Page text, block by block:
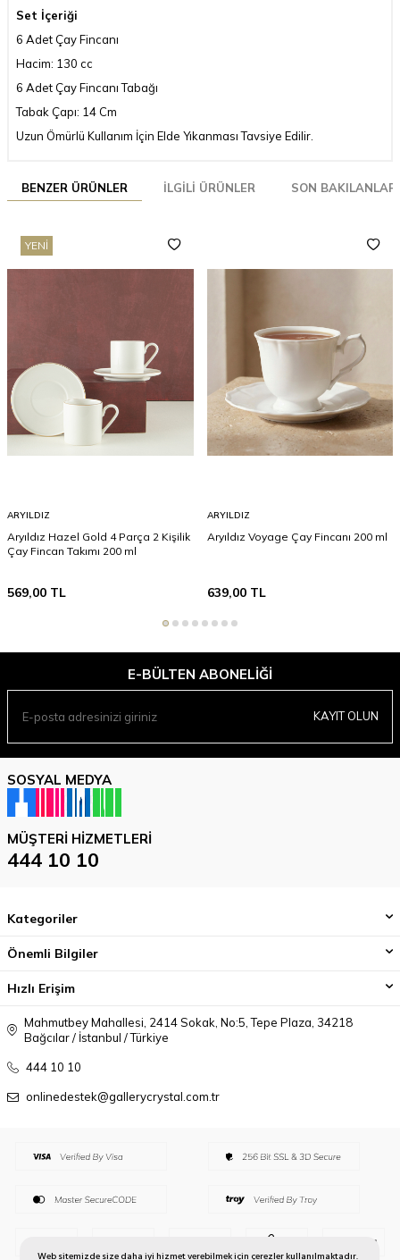
Web sitemizde size daha iyi hizmet verebilmek için çerezler kullanılmaktadır.
Set İçeriği
6 Adet Çay Fincanı
Hacim: 130 cc
6 Adet Çay Fincanı Tabağı
Tabak Çapı: 14 Cm
Uzun Ömürlü Kullanım İçin Elde Yıkanması Tavsiye Edilir.
BENZER ÜRÜNLER İLGILI ÜRÜNLER SON BAKILANLAR
YENI
ARYILDIZ
Aryıldız Hazel Gold 4 Parça 2 Kişilik
Çay Fincan Takımı 200 ml
569,00 TL
ARYILDIZ
Aryıldız Voyage Çay Fincanı 200 ml
639,00TL
E-BÜLTEN ABONELIĞI
KAYIT OLUN
SOSYAL MEDYA
MÜŞTERI HIZMETLERI
444 10 10
Kategoriler
Önemli Bilgiler
Hızlı Erişim
Mahmutbey Mahallesi, 2414 Sokak, No:5, Tepe Plaza, 34218
Bağcılar / İstanbul / Türkiye
444 10 10
onlinedestek@gallerycrystal.com.tr